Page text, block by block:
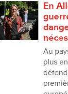
En
Au
plus